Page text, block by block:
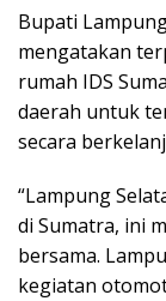
Bupati
mengatakan
rumah IDS
daerah untuk
secara
“Lampung
di Sumatra, ini
bersama.
kegiatan